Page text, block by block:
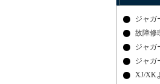
ジャガ
故障修
ジャガ
ジャガ
XJ/XK